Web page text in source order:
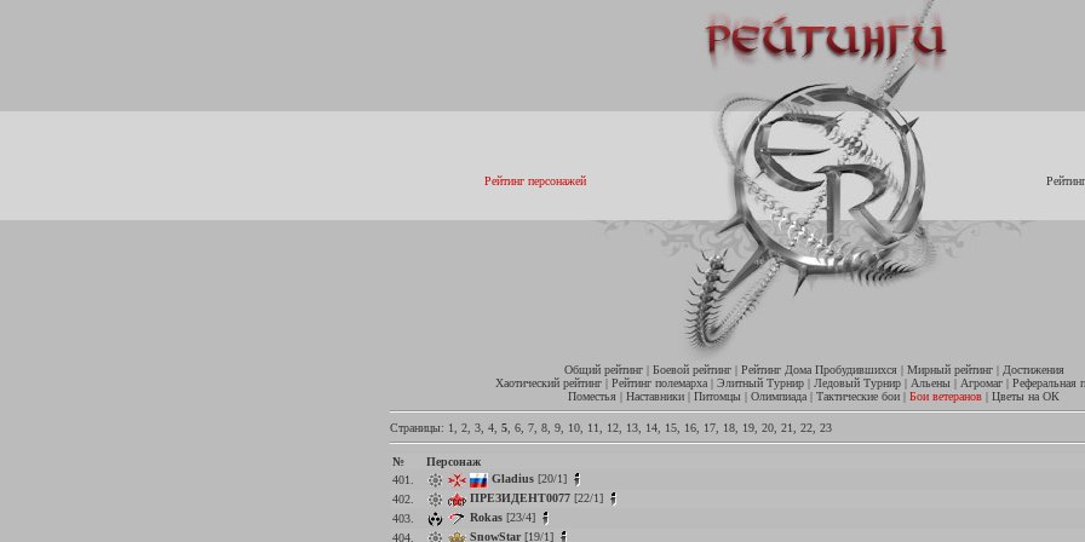
Рейтинг персонажей
Общий рейтинг| Боевой рейтинг| Рейтинг Дома Пробудившихся | Мирный рейтинг| Достижения
Хаотический рейтинг| Рейтинг полемарха| Элитный Турнир| Ледовый Турнир| Альены| Агромаг| Реферальная
Поместья | Наставники | Питомцы | Олимпиада | Тактические бои | Бои ветеранов | Цветы на ОК
Страницы: 1 2 3 4 5 6 7 8 9 10 11 12 13 14 15 16 17 18 19 20 21 22 23
№ Персонаж
401.
Gladius [20/1]
402.
ПРЕЗИДЕНТ0077 [22/1]
403.
Rokas [23/4]
404.
SnowStar[19/1]